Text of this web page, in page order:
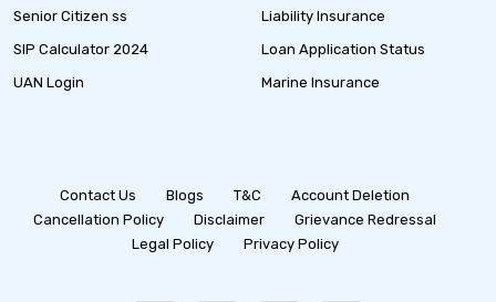
Senior Citizen ss
SIP Calculator 2024
UAN Login
Liability Insurance
Loan Application Status
Marine Insurance
Contact Us Blogs T&C
Account Deletion
Cancellation Policy
Disclaimer
Grievance Redressal
Legal Policy
Privacy Policy